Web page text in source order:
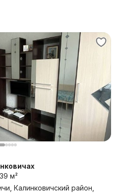
39 м²
Калинковичский район,